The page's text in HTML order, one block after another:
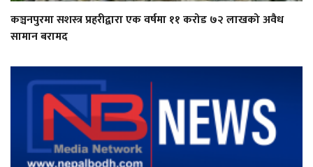
कञ्चनपुरमा सशस्त्र प्रहरीद्वारा एक वर्षमा ११ करोड ७२ लाखको अवैध
सामान बरामद